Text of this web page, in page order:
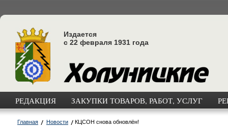
Издается
с 22 февраля 1931 года
РЕДАКЦИЯ ЗАКУПКИ ТОВАРОВ, РАБОТ, УСЛУГ
Главная Новости КЦСОН снова обновлён!